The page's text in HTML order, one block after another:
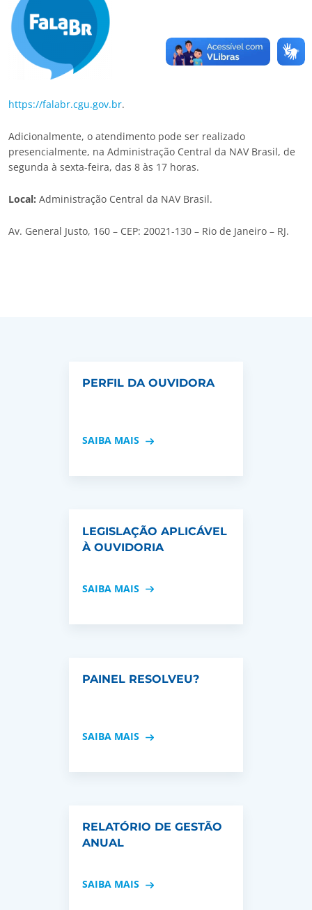
https://falabr.cgu.gov.br.
Adicionalmente, o atendimento pode ser realizado
presencialmente, na Administração Central da NAV Brasil, de
segunda à sexta-feira, das 8 às 17 horas.
Local: Administração Central da NAV Brasil.
Av. General Justo, 160 – CEP: 20021-130 – Rio de Janeiro – RJ.
PERFIL DA OUVIDORA
SAIBA MAIS
LEGISLAÇÃO APLICÁVEL
À OUVIDORIA
SAIBA MAIS
PAINEL RESOLVEU?
SAIBA MAIS
RELATÓRIO DE GESTÃO
ANUAL
SAIBA MAIS